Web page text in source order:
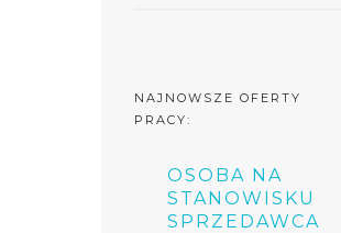
NAJNOWSZE OFERTY
PRACY:
OSOBA NA
STANOWISKU
SPRZEDAWCA